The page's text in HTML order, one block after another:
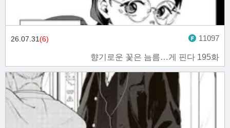
향기로운 꽃은 늠름…게 핀다 195화
26.07.31(6) 11097